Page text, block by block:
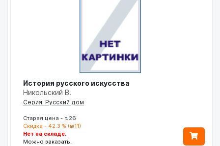
История русского искусства
Никольский В.
Серия: Русский дом
Старая цена - ₪26
Скидка - 42.3 % (₪11)
Нет на складе.
Можно заказать.